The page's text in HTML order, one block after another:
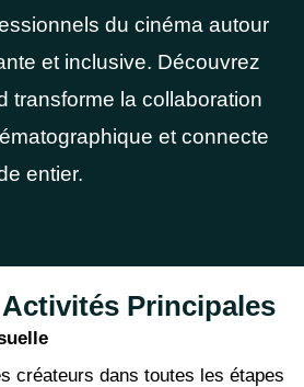
du cinéma autour
et inclusive. Découvrez
transforme la collaboration
et connecte
entier.
Principales
créateurs dans toutes les étapes